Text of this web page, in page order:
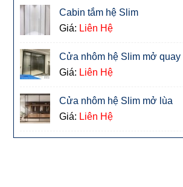
Cabin tắm hệ Slim
Giá: Liên Hệ
Cửa nhôm hệ Slim mở quay
Giá: Liên Hệ
Cửa nhôm hệ Slim mở lùa
Giá: Liên Hệ